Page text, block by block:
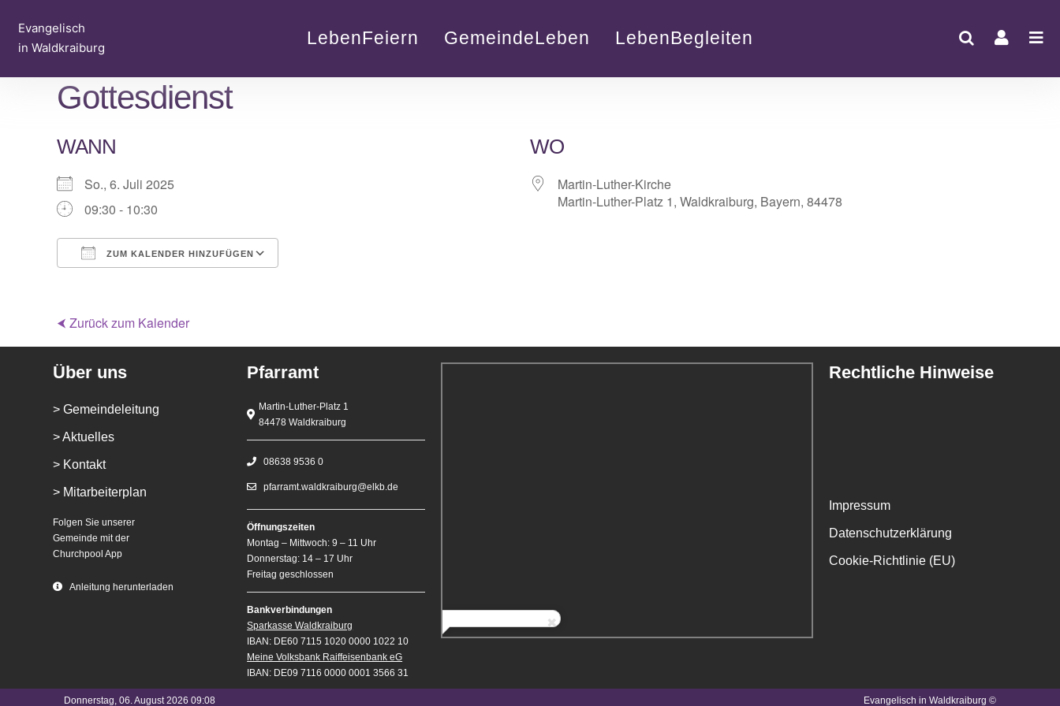
Inhalt
springen
Evangelisch
in Waldkraiburg
LebenFeiern GemeindeLeben LebenBegleiten
Gottesdienst
WANN
So., 6. Juli 2025
09:30 - 10:30
ZUM KALENDER HINZUFÜGEN
WO
Martin-Luther-Kirche
Martin-Luther-Platz 1, Waldkraiburg, Bayern, 84478
⮜ Zurück zum Kalender
Über uns
> Gemeindeleitung
> Aktuelles
> Kontakt
> Mitarbeiterplan
Folgen Sie unserer
Gemeinde mit der
Churchpool App
Anleitung herunterladen
Pfarramt
Martin-Luther-Platz 1
84478 Waldkraiburg
08638 9536 0
pfarramt.waldkraiburg@elkb.de
Öffnungszeiten
Montag – Mittwoch: 9 – 11 Uhr
Donnerstag: 14 – 17 Uhr
Freitag geschlossen
Bankverbindungen
Sparkasse Waldkraiburg
IBAN: DE60 7115 1020 0000 1022 10
Meine Volksbank Raiffeisenbank eG
IBAN: DE09 7116 0000 0001 3566 31
Rechtliche Hinweise
Impressum
Datenschutzerklärung
Cookie-Richtlinie (EU)
Donnerstag, 06. August 2026 09:08 Evangelisch in Waldkraiburg ©